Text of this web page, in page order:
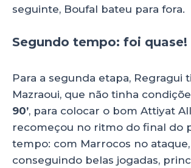
seguinte, Boufal bateu para fora.
Segundo tempo: foi quase!
Para a segunda etapa, Regragui
Mazraoui, que não tinha
90’, para colocar o bom Attiyat
recomeçou no ritmo do final do
tempo: com Marrocos no ataque,
conseguindo belas jogadas,